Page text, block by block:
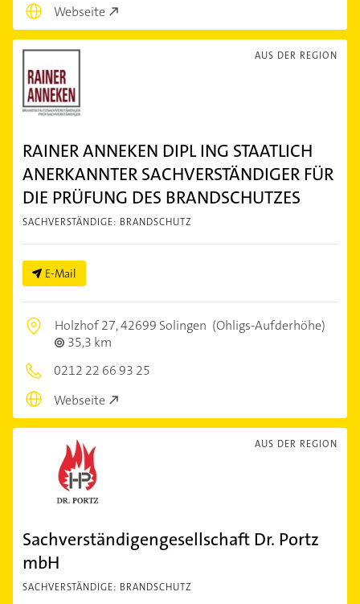
Webseite
AUS DER REGION
RAINER ANNEKEN DIPL ING STAATLICH
ANERKANNTER SACHVERSTÄNDIGER FÜR
DIE PRÜFUNG DES BRANDSCHUTZES
SACHVERSTÄNDIGE: BRANDSCHUTZ
E-Mail
Holzhof 27,42699 Solingen (Ohligs-Aufderhöhe)
35,3 km
0212 22 66 93 25
Webseite
AUS DER REGION
Sachverständigengesellschaft Dr. Portz
mbH
SACHVERSTÄNDIGE: BRANDSCHUTZ